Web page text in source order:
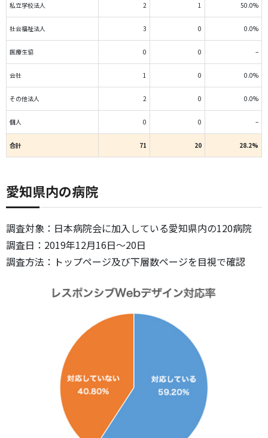
私立学校法人 2 1 50.0%
社会福祉法人 3 0 0.0%
医療生協 0 0 –
会社 1 0 0.0%
その他法人 2 0 0.0%
個人 0 0 –
合計 71 20 28.2%
愛知県内の病院
調査対象：日本病院会に加入している愛知県内の120病院
調査日：2019年12月16日～20日
調査方法：トップページ及び下層数ページを目視で確認